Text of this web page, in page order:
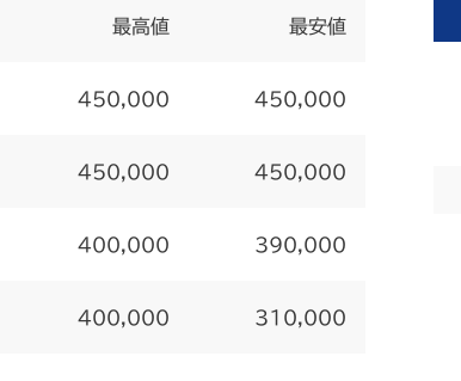
最高値 最安値
450,000 450,000
450,000 450,000
400,000 390,000
400,000 310,000